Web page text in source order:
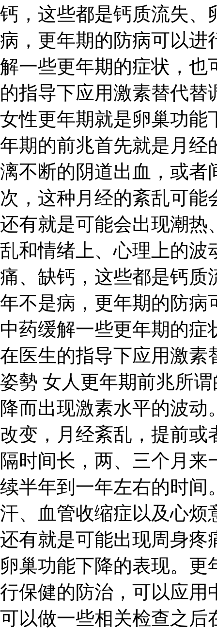
钙，这些都是钙质流失、
病，更年期的防病可以进
解一些更年期的症状，也
的指导下应用激素替代
女性更年期就是卵巢功能
年期的前兆首先就是月经
漓不断的阴道出血，或者
次，这种月经的紊乱可
还有就是可能会出现潮热
乱和情绪上、心理上的波
痛、缺钙，这些都是钙质
年不是病，更年期的防病
中药缓解一些更年期的
在医生的指导下应用激素
姿勢 女人更年期前兆所
降而出现激素水平的波
改变，月经紊乱，提前或
隔时间长，两、三个月
续半年到一年左右的时间
汗、血管收缩症以及心烦
还有就是可能出现周身疼
卵巢功能下降的表现。
行保健的防治，可以应用
可以做一些相关检查之后